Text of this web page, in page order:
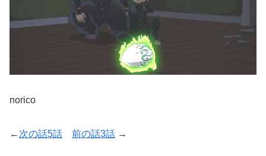
norico
← 次の話5話 前の話3話 →